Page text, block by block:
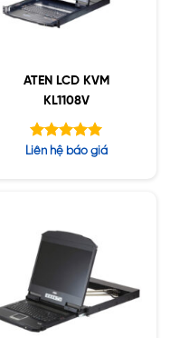
ATEN LCD KVM
KL1108V
Được xếp
Liên hệ báo giá